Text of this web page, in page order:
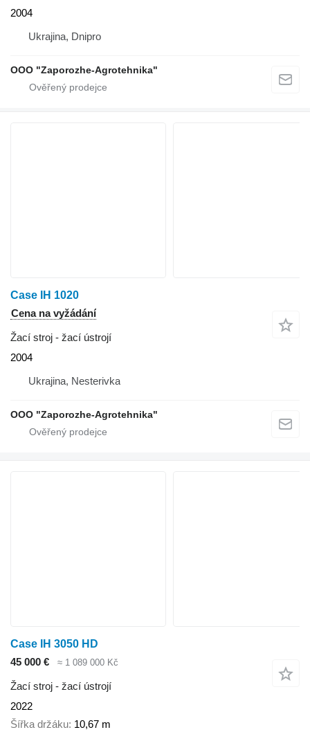
2004
Ukrajina, Dnipro
OOO "Zaporozhe-Agrotehnika"
Case IH 1020
Cena na vyžádání
Žací stroj - žací ústrojí
2004
Ukrajina, Nesterivka
OOO "Zaporozhe-Agrotehnika"
Case IH 3050 HD
45 000 €
≈ 1 089 000 Kč
Žací stroj - žací ústrojí
2022
Šířka držáku 10,67 m